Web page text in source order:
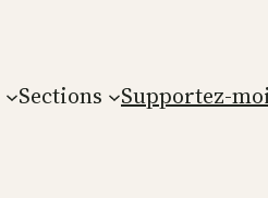
Sections Supportez-